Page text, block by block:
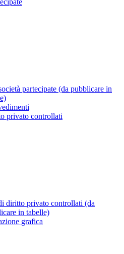
partecipate (da pubblicare in
privato controllati
diritto privato controllati (da
in tabelle)
grafica